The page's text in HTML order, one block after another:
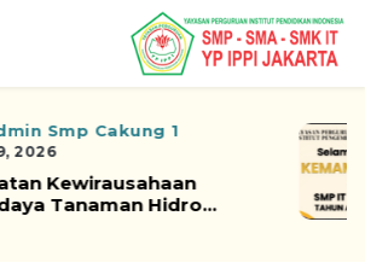
By Admin Smp Cakung 1
Apr 19, 2026
KEGIATAN TKA SMP IT YP IPPI
CAKUNG TAHUN AJAR...